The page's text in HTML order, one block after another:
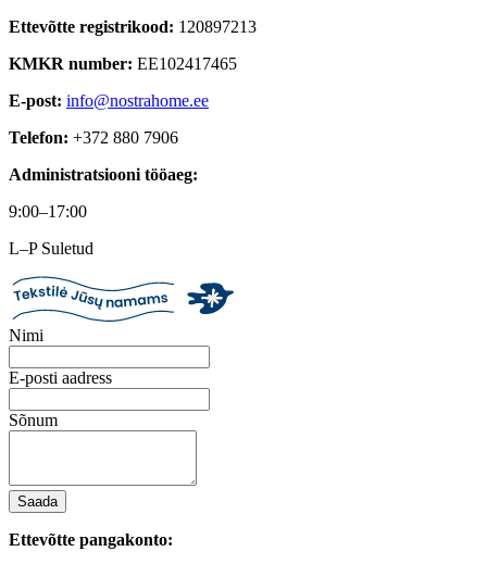
Ettevõtte registrikood: 120897213
KMKR number: EE102417465
E-post: info@nostrahome.ee
Telefon: +372 880 7906
Administratsiooni tööaeg:
9:00–17:00
L–P Suletud
Nimi
E-posti aadress
Sõnum
Saada
Ettevõtte pangakonto: